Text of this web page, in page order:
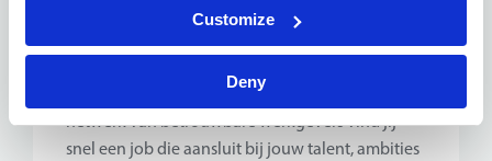
Customize
Deny
en begeleiden van sterke bediendenprofielen in
commerciële functies. Dankzij ons uitgebreid
netwerk van betrouwbare werkgevers vind jij
snel een job die aansluit bij jouw talent, ambities